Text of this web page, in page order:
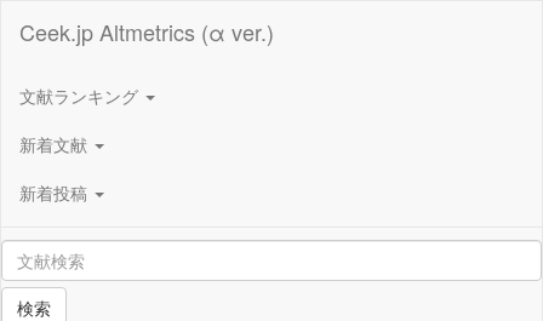
Ceek.jp Altmetrics (α ver.)
文献ランキング
新着文献
新着投稿
検索